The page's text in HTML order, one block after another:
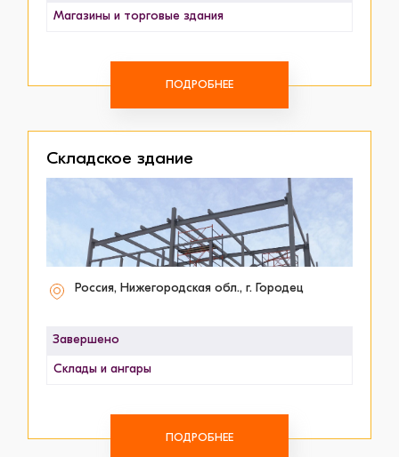
Магазины и торговые здания
ПОДРОБНЕЕ
Складское здание
Россия, Нижегородская обл., г. Городец
Завершено
Склады и ангары
ПОДРОБНЕЕ